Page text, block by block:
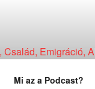
Emigráció,
Mi az a Podcast?